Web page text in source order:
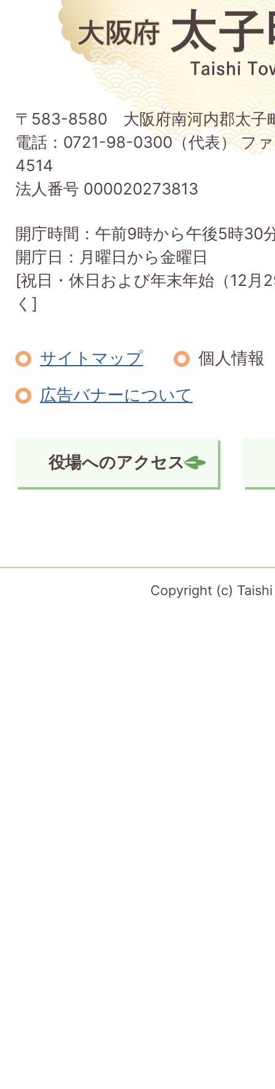
町
Taishi
Town
〒583-8580 大阪府南河内郡太子
電話：0721-98-0300（代表） フ
4514
法人番号 000020273813
開庁時間：午前9時から午後5時30
開庁日：月曜日から金曜日
[祝日・休日および年末年始（12月
く]
サイトマップ
個人情報
広告バナーについて
役場へのアクセス
Copyright (c)